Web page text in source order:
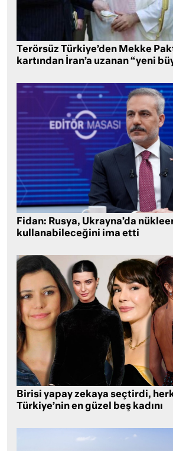
Terörsüz Türkiye’den Mekke
kartından İran’a uzanan “yeni
Fidan: Rusya, Ukrayna’da
kullanabileceğini ima etti
Birisi yapay zekaya seçtirdi,
Türkiye’nin en güzel beş kadını